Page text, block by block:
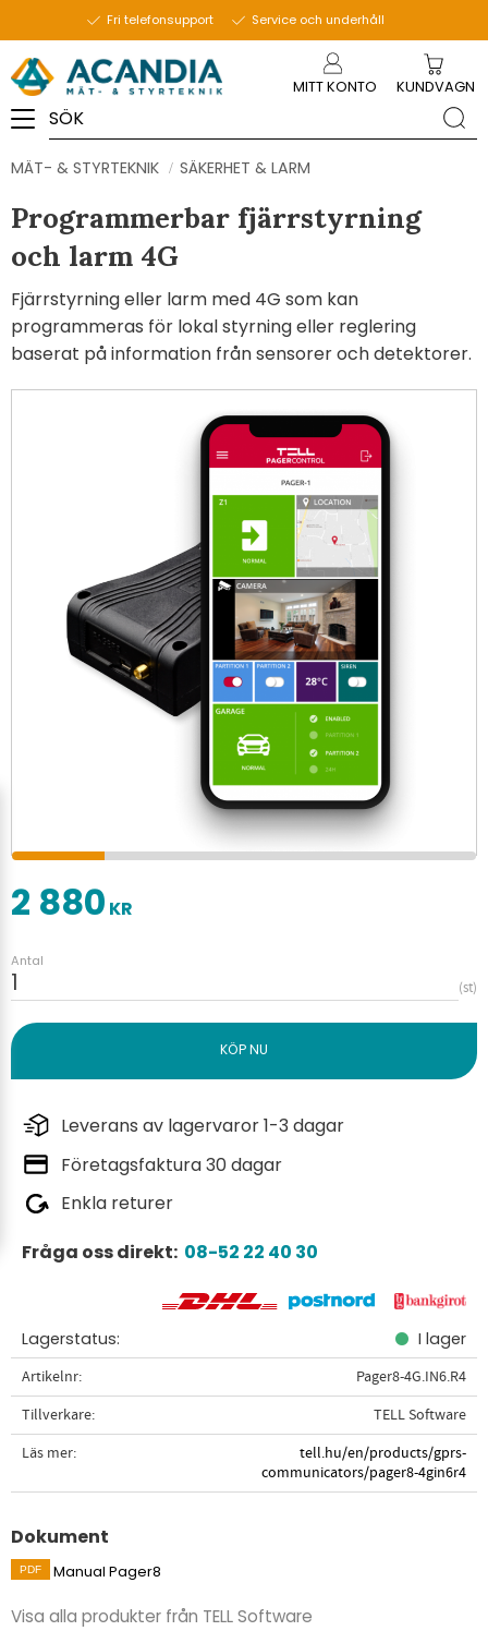
Fri telefonsupport Service och underhåll
MITT KONTO KUNDVAGN
MÄT- & STYRTEKNIK SÄKERHET & LARM
Programmerbar fjärrstyrning
och larm 4G
Fjärrstyrning eller larm med 4G som kan
programmeras för lokal styrning eller reglering
baserat på information från sensorer och detektorer.
2 880 KR
Antal
st
Leverans av lagervaror 1-3 dagar
Företagsfaktura 30 dagar
Enkla returer
Fråga oss direkt: 08-52 22 40 30
Lagerstatus I lager
Artikelnr
Pager8-4G.IN6.R4
Tillverkare
TELL Software
Läs mer
tell.hu/en/products/gprs-
communicators/pager8-4gin6r4
Dokument
Manual Pager8
Visa alla produkter från TELL Software